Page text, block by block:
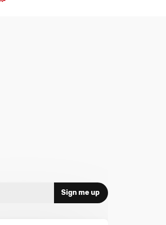
Sign me up